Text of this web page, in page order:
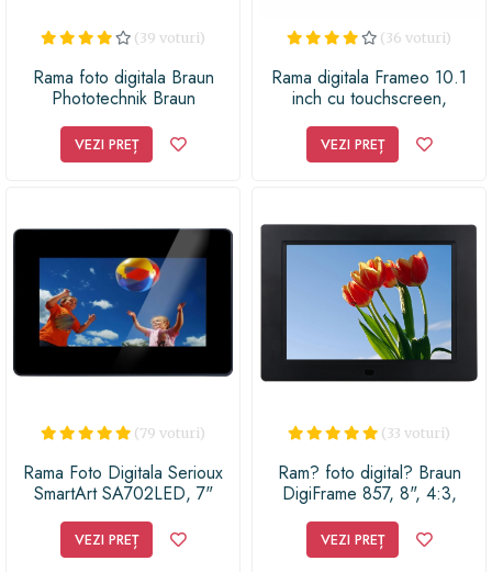
(39 voturi)
Rama foto digitala Braun
Phototechnik Braun
(8 )
VEZI PREȚ
(36 voturi)
Rama digitala Frameo 10.1
inch cu touchscreen,
interna 16GB, microUSB,
MicroSD, negru
VEZI PREȚ
(79 voturi)
Rama Foto Digitala Serioux
SmartArt SA702LED, 7"
VEZI PREȚ
(33 voturi)
Ram? foto digital? Braun
DigiFrame 857, 8", 4:3,
VEZI PREȚ